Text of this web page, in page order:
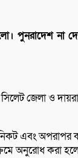
পুনরাদেশ না
জেলা ও
এবং অপরাপর
অনুরোধ করা